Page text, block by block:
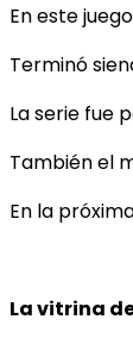
En este
Terminó
La serie fue
También el
En la
La vitrina